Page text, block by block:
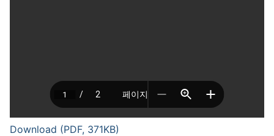
Download (PDF, 371KB)